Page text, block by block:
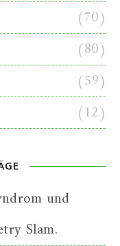
(70)
(80)
(59)
(12)
und
Slam.